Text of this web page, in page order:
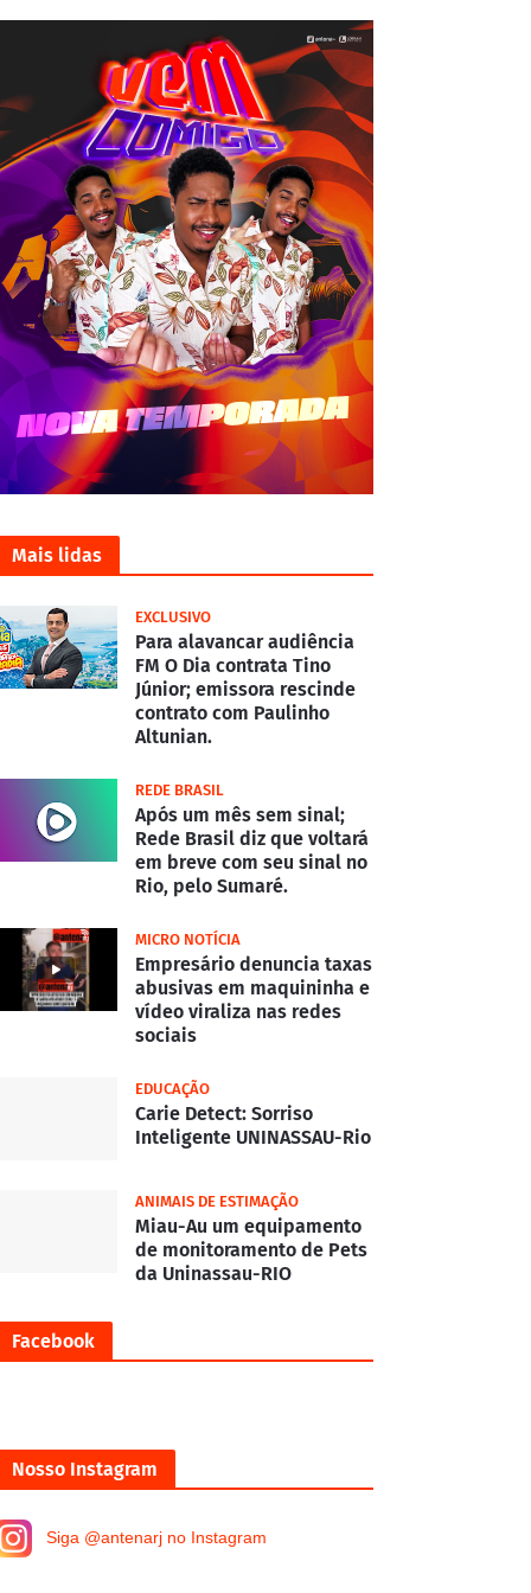
Mais lidas
EXCLUSIVO
Para alavancar audiência
FM O Dia contrata Tino
Júnior; emissora rescinde
contrato com Paulinho
Altunian.
REDE BRASIL
Após um mês sem sinal;
Rede Brasil diz que voltará
em breve com seu sinal no
Rio, pelo Sumaré.
MICRO NOTÍCIA
Empresário denuncia taxas
abusivas em maquininha e
vídeo viraliza nas redes
sociais
EDUCAÇÃO
Carie Detect: Sorriso
Inteligente UNINASSAU-Rio
ANIMAIS DE ESTIMAÇÃO
Miau-Au um equipamento
de monitoramento de Pets
da Uninassau-RIO
Facebook
Nosso Instagram
Siga @antenarj no Instagram